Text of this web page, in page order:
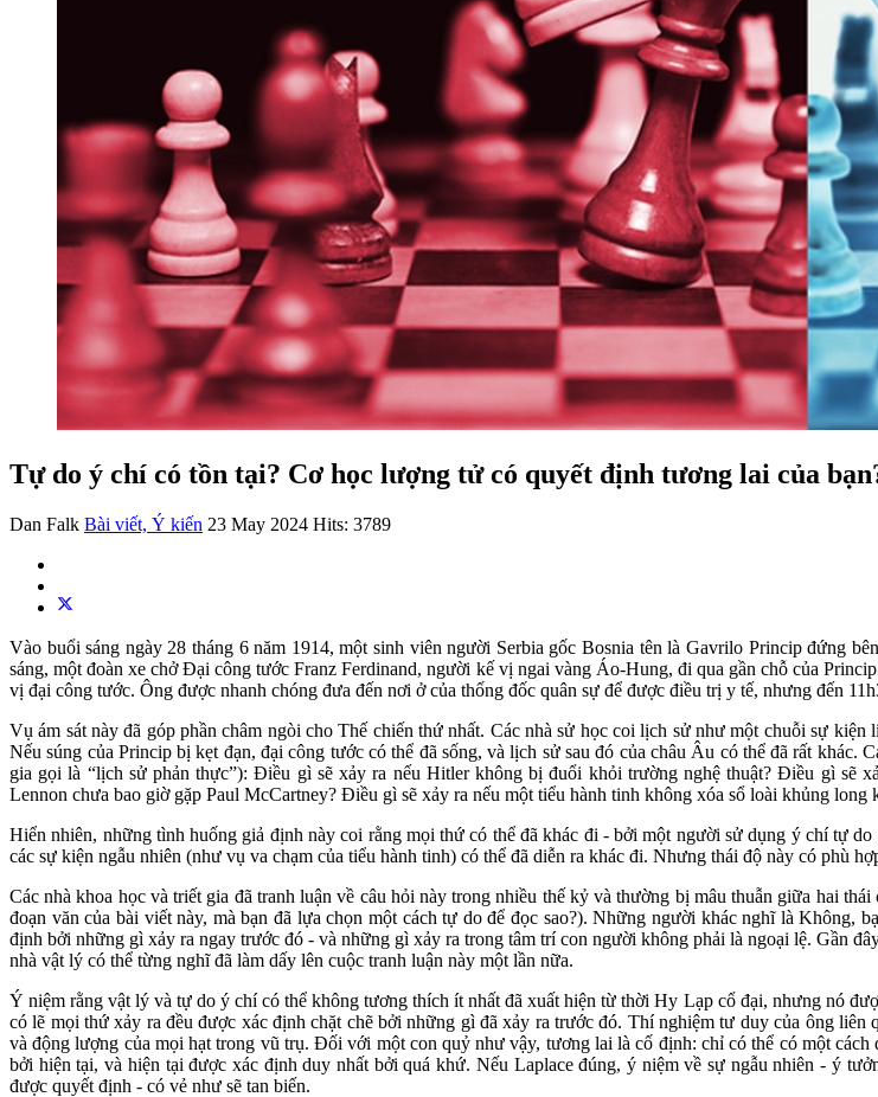
Tự do ý chí có tồn tại? Cơ học lượng tử có quyết định tương lai của
Dan Falk Bài viết, Ý kiến 23 May 2024 Hits: 3789
Vào buổi sáng ngày 28 tháng 6 năm 1914, một sinh viên người Serbia gốc Bosnia tên là Gavrilo Princip đứng
sáng, một đoàn xe chở Đại công tước Franz Ferdinand, người kế vị ngai vàng Áo-Hung, đi qua gần chỗ của
vị đại công tước. Ông được nhanh chóng đưa đến nơi ở của thống đốc quân sự để được điều trị y tế, nhưng đến
Vụ ám sát này đã góp phần châm ngòi cho Thế chiến thứ nhất. Các nhà sử học coi lịch sử như một chuỗi sự
Nếu súng của Princip bị kẹt đạn, đại công tước có thể đã sống, và lịch sử sau đó của châu Âu có thể đã rất
gia gọi là “lịch sử phản thực”): Điều gì sẽ xảy ra nếu Hitler không bị đuổi khỏi trường nghệ thuật? Điều gì
Lennon chưa bao giờ gặp Paul McCartney? Điều gì sẽ xảy ra nếu một tiểu hành tinh không xóa sổ loài khủng
Hiển nhiên, những tình huống giả định này coi rằng mọi thứ có thể đã khác đi - bởi một người sử dụng ý chí tự
các sự kiện ngẫu nhiên (như vụ va chạm của tiểu hành tinh) có thể đã diễn ra khác đi. Nhưng thái độ này có phù
Các nhà khoa học và triết gia đã tranh luận về câu hỏi này trong nhiều thế kỷ và thường bị mâu thuẫn giữa hai
đoạn văn của bài viết này, mà bạn đã lựa chọn một cách tự do để đọc sao?). Những người khác nghĩ là
định bởi những gì xảy ra ngay trước đó - và những gì xảy ra trong tâm trí con người không phải là ngoại lệ. Gần
nhà vật lý có thể từng nghĩ đã làm dấy lên cuộc tranh luận này một lần nữa.
Ý niệm rằng vật lý và tự do ý chí có thể không tương thích ít nhất đã xuất hiện từ thời Hy Lạp cổ đại, nhưng nó
có lẽ mọi thứ xảy ra đều được xác định chặt chẽ bởi những gì đã xảy ra trước đó. Thí nghiệm tư duy của ông
và động lượng của mọi hạt trong vũ trụ. Đối với một con quỷ như vậy, tương lai là cố định: chỉ có thể có một
bởi hiện tại, và hiện tại được xác định duy nhất bởi quá khứ. Nếu Laplace đúng, ý niệm về sự ngẫu nhiên - ý
được quyết định - có vẻ như sẽ tan biến.